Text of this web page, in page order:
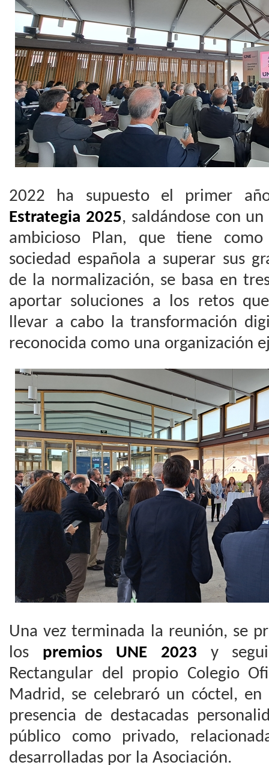
2022 ha supuesto el primer
Estrategia 2025, saldándose con
ambicioso Plan, que tiene
sociedad española a superar sus
de la normalización, se basa en
aportar soluciones a los retos
llevar a cabo la transformación
reconocida como una organización
Una vez terminada la reunión, se
los premios UNE 2023 y
Rectangular del propio Colegio
Madrid, se celebraró un cóctel,
presencia de destacadas
público como privado,
desarrolladas por la Asociación.